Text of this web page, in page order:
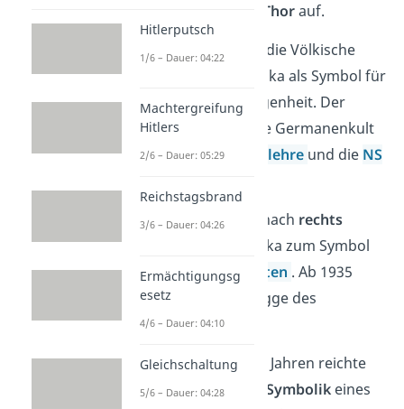
germanischen Gott Thorauf.
Ab 1910
verwendete die Völkische
Bewegung die Swastika als Symbol für
ihre Idee der Überlegenheit. Der
dadurch entstandene Germanenkult
befeuerte dieRassenlehre und die NS
❗️ Ab 1920 wurde die nach rechts
ausgerichtete Swastika zum Symbol
derNationalsozialisten . Ab 1935
wurde es Teil der Flagge des
Deutschen Reichs.
❗️ Ein Zeitraum von 25 Jahren reichte
aus, um diepositive Symbolikeines
Hitlerputsch
1/6 – Dauer: 04:22
Machtergreifung
Hitlers
2/6 – Dauer: 05:29
Reichstagsbrand
3/6 – Dauer: 04:26
Ermächtigungsg
esetz
4/6 – Dauer: 04:10
Gleichschaltung
5/6 – Dauer: 04:28